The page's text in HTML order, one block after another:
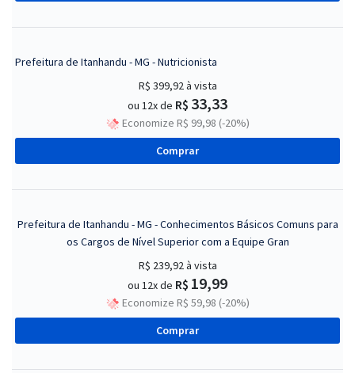
Prefeitura de Itanhandu - MG - Nutricionista
R$ 399,92à vista
ou 12x de R$ 33,33
Economize R$ 99,98 (-20%)
Comprar
Prefeitura de Itanhandu - MG - Conhecimentos Básicos Comuns para
os Cargos de Nível Superior com a Equipe Gran
R$ 239,92à vista
ou 12x de R$ 19,99
Economize R$ 59,98 (-20%)
Comprar